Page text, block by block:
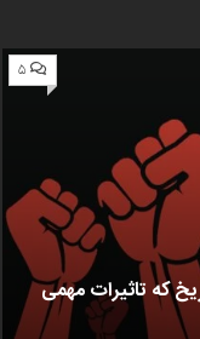
۵
که تاثیرات مهمی